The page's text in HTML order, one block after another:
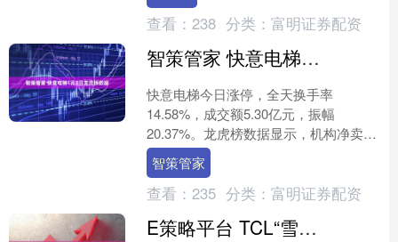
查看： 238 分类： 富明证券配资
智策管家 快意电梯1月8日龙虎榜数据
快意电梯今日涨停，全天换手率
14.58%，成交额5.30亿元，振幅
20.37%。龙虎榜数据显示，机构净卖出
1453.25万元，营业部席位合计净买入
3066.59....
智策管家
查看： 235 分类： 富明证券配资
E策略平台 TCL“雪绒奇境”米兰冬奥主题馆正式开馆